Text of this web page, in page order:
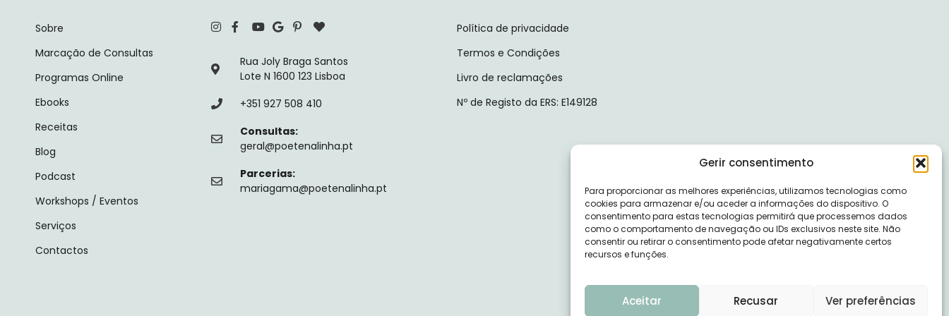
Gerir consentimento
Para proporcionar as melhores experiências, utilizamos tecnologias como
cookies para armazenar e/ou aceder a informações do dispositivo. O
consentimento para estas tecnologias permitirá que processemos dados
como o comportamento de navegação ou IDs exclusivos neste site. Não
consentir ou retirar o consentimento pode afetar negativamente certos
recursos e funções.
Aceitar Recusar Ver preferências
Sobre
Marcação de Consultas
Programas Online
Ebooks
Receitas
Blog
Podcast
Workshops / Eventos
Serviços
Contactos
Rua Joly Braga Santos
Lote N 1600 123 Lisboa
+351 927 508 410
Consultas:
geral@poetenalinha.pt
Parcerias:
mariagama@poetenalinha.pt
Política de privacidade
Termos e Condições
Livro de reclamações
Nº de Registo da ERS: E149128